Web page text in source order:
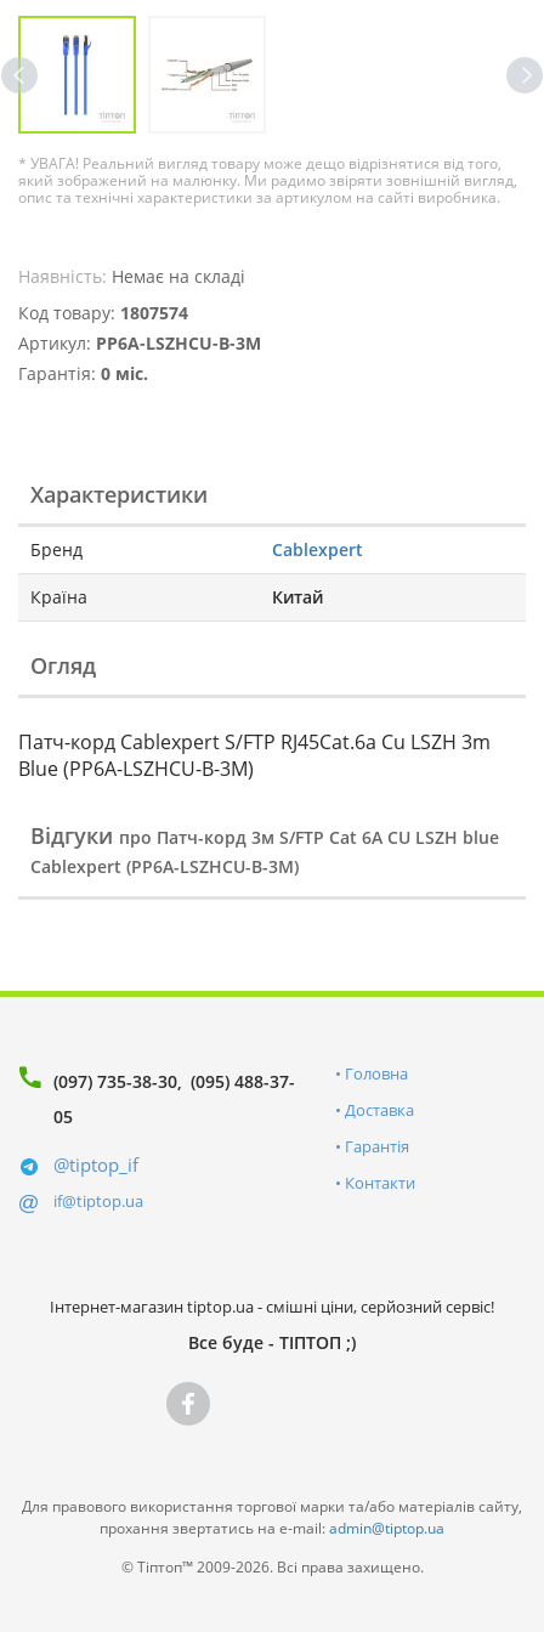
* УВАГА! Реальний вигляд товару може дещо відрізнятися від того,
який зображений на малюнку. Ми радимо звіряти зовнішній вигляд,
опис та технічні характеристики за артикулом на сайті виробника.
Наявність: Немає на складі
Код товару: 1807574
Артикул: PP6A-LSZHCU-B-3M
Гарантія: 0 міс.
Характеристики
Бренд Cablexpert
Країна Китай
Огляд
Патч-корд Cablexpert S/FTP RJ45Cat.6a Cu LSZH 3m
Blue (PP6A-LSZHCU-B-3M)
Відгуки про Патч-корд 3м S/FTP Cat 6A CU LSZH blue
Cablexpert (PP6A-LSZHCU-B-3M)
(097) 735-38-30 (095) 488-37-
05
@tiptop_if
if@tiptop.ua
Головна
Доставка
Гарантія
Контакти
Інтернет-магазин tiptop.ua - смішні ціни, серйозний сервіс!
Все буде - ТІПТОП ;)
Для правового використання торгової марки та/або матеріалів сайту,
прохання звертатись на e-mail:admin@tiptop.ua
© Тіптоп™ 2009-2026. Всі права захищено.